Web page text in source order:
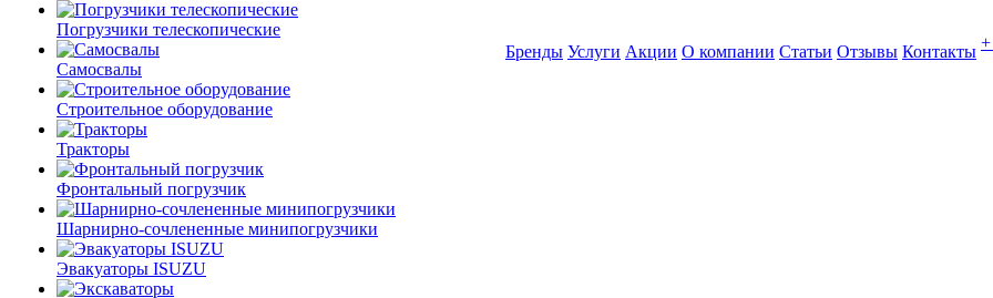
Погрузчики телескопические
Самосвалы
Строительное оборудование
Тракторы
Фронтальный погрузчик
Шарнирно-сочлененные минипогрузчики
Эвакуаторы ISUZU
Бренды Услуги Акции О компании Статьи Отзывы Контакты